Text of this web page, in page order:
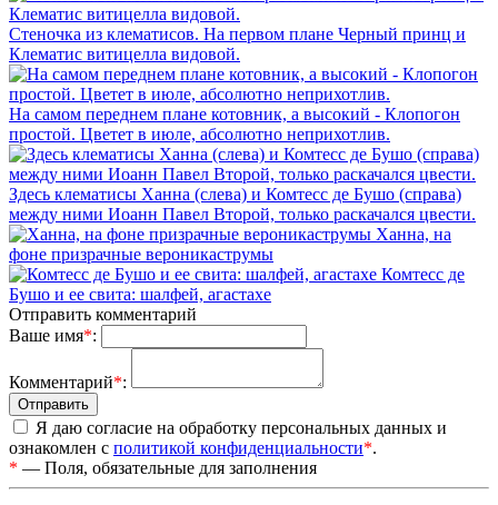
Стеночка из клематисов. На первом плане Черный принц и
Клематис витицелла видовой.
На самом переднем плане котовник, а высокий - Клопогон
простой. Цветет в июле, абсолютно неприхотлив.
Здесь клематисы Ханна (слева) и Комтесс де Бушо (справа)
между ними Иоанн Павел Второй, только раскачался цвести.
Ханна, на
фоне призрачные вероникаструмы
Комтесс де
Бушо и ее свита: шалфей, агастахе
Отправить комментарий
Ваше имя*:
Комментарий*:
Я даю согласие на обработку персональных данных и
ознакомлен с политикой конфиденциальности*.
* — Поля, обязательные для заполнения